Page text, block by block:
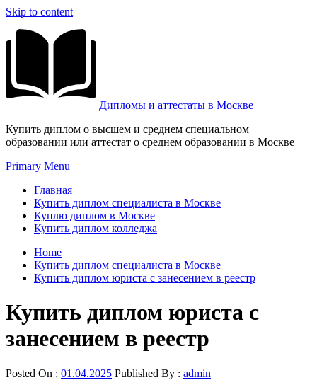
Skip to content
Дипломы и аттестаты в Москве
Купить диплом о высшем и среднем специальном
образовании или аттестат о среднем образовании в Москве
Primary Menu
Главная
Купить диплом специалиста в Москве
Куплю диплом в Москве
Купить диплом колледжа
Home
Купить диплом специалиста в Москве
Купить диплом юриста с занесением в реестр
Купить диплом юриста с
занесением в реестр
Posted On : 01.04.2025 Published By : admin